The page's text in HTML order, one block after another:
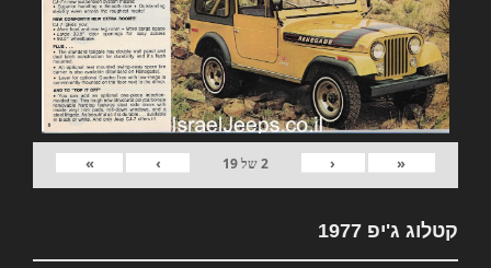
«
‹
2של19
›
»
קטלוג ג'יפ 1977